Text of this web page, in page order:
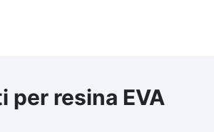
per resina EVA